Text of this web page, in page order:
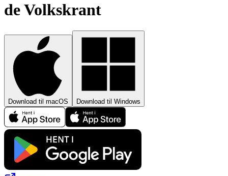
de Volkskrant
Download til macOS Download til Windows